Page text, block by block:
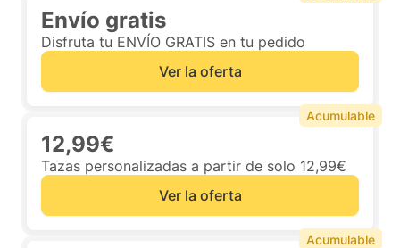
Envío gratis
Disfruta tu ENVÍO GRATIS en tu pedido
Ver la oferta
12,99€
Tazas personalizadas a partir de solo 12,99€
Ver la oferta
Acumulable
Acumulable